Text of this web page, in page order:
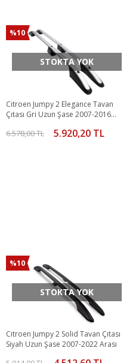
%10
STOKTA YOK
Citroen Jumpy 2 Elegance Tavan
Çıtası Gri Uzun Şase 2007-2016
6.578,00 TL 5.920,20 TL
%10
STOKTA YOK
Citroen Jumpy 2 Solid Tavan Çıtası
Siyah Uzun Şase 2007-2022 Arası